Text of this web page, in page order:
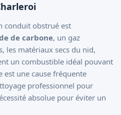
conduit obstrué est
de carbone, un gaz
les matériaux secs du nid,
un combustible idéal pouvant
est une cause fréquente
professionnel pour
absolue pour éviter un